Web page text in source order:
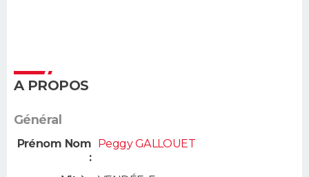
A PROPOS
Général
Prénom Nom
:
Peggy GALLOUET